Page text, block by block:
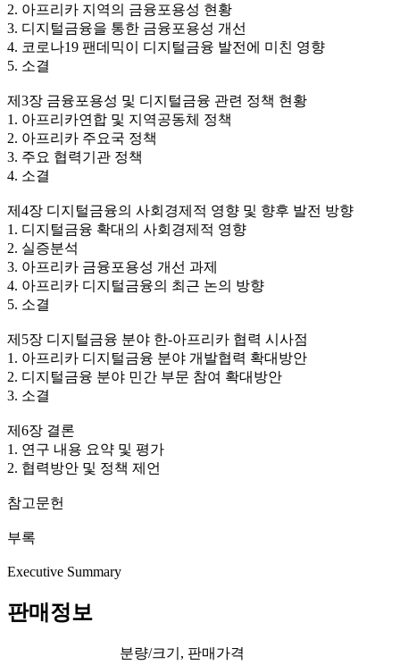
2. 아프리카 지역의 금융포용성 현황
3. 디지털금융을 통한 금융포용성 개선
4. 코로나19 팬데믹이 디지털금융 발전에 미친 영향
5. 소결
제3장 금융포용성 및 디지털금융 관련 정책 현황
1. 아프리카연합 및 지역공동체 정책
2. 아프리카 주요국 정책
3. 주요 협력기관 정책
4. 소결
제4장 디지털금융의 사회경제적 영향 및 향후 발전 방향
1. 디지털금융 확대의 사회경제적 영향
2. 실증분석
3. 아프리카 금융포용성 개선 과제
4. 아프리카 디지털금융의 최근 논의 방향
5. 소결
제5장 디지털금융 분야 한-아프리카 협력 시사점
1. 아프리카 디지털금융 분야 개발협력 확대방안
2. 디지털금융 분야 민간 부문 참여 확대방안
3. 소결
제6장 결론
1. 연구 내용 요약 및 평가
2. 협력방안 및 정책 제언
참고문헌
부록
Executive Summary
판매정보
분량/크기, 판매가격